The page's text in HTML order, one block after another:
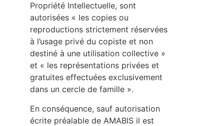
Propriété Intellectuelle, sont
autorisées « les copies ou
reproductions strictement réservées
à l’usage privé du copiste et non
destiné à une utilisation collective »
et « les représentations privées et
gratuites effectuées exclusivement
dans un cercle de famille ».
En conséquence, sauf autorisation
écrite préalable de AMABIS il est